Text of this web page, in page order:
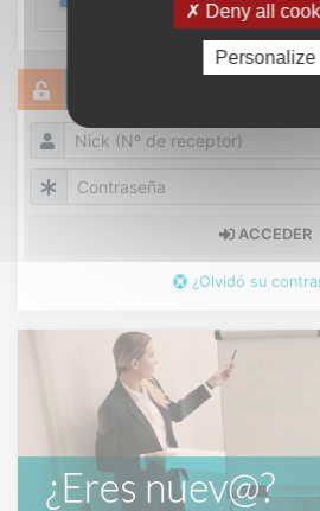
ACCEDER
¿Olvidó su
Deny all
Personalize